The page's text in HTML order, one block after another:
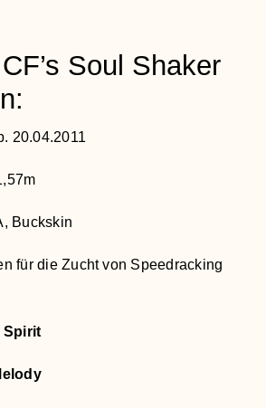
Soul Shaker
20.04.2011
Buckskin
für die Zucht von Speedracking
Spirit